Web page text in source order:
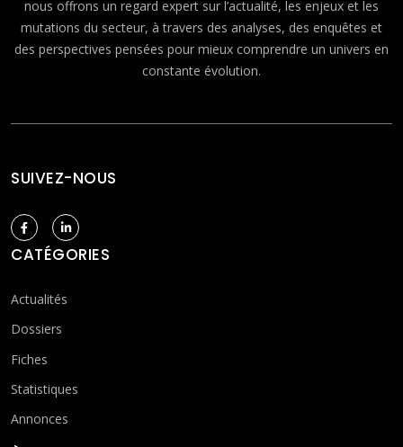
nous offrons un regard expert sur l’actualité, les enjeux et les
mutations du secteur, à travers des analyses, des enquêtes et
des perspectives pensées pour mieux comprendre un univers en
constante évolution.
SUIVEZ-NOUS
CATÉGORIES
Actualités
Dossiers
Fiches
Statistiques
Annonces